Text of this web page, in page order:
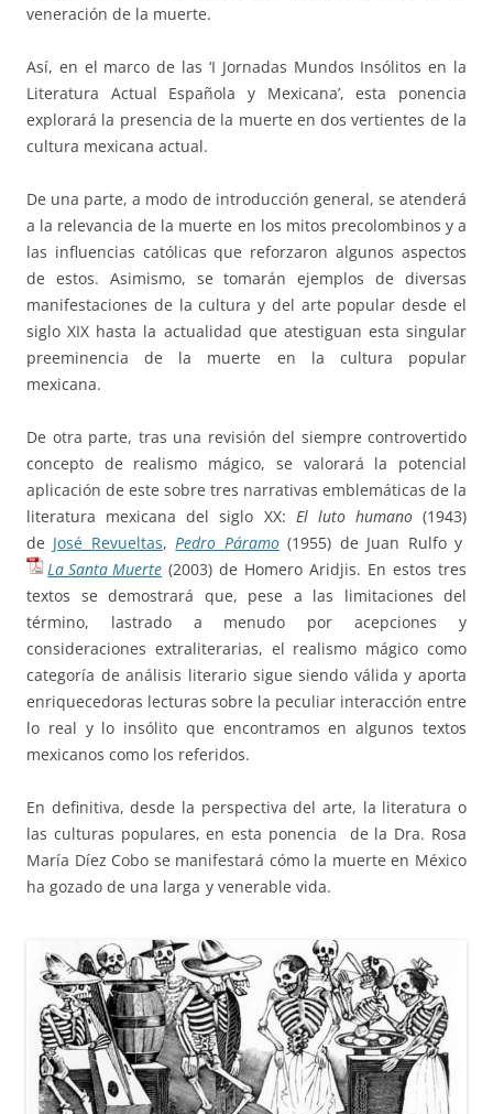
veneración de la muerte.
Así, en el marco de las ‘I Jornadas Mundos Insólitos en la
Literatura Actual Española y Mexicana’, esta ponencia
explorará la presencia de la muerte en dos vertientes de la
cultura mexicana actual.
De una parte, a modo de introducción general, se atenderá
a la relevancia de la muerte en los mitos precolombinos y a
las influencias católicas que reforzaron algunos aspectos
de estos. Asimismo, se tomarán ejemplos de diversas
manifestaciones de la cultura y del arte popular desde el
siglo XIX hasta la actualidad que atestiguan esta singular
preeminencia de la muerte en la cultura popular
mexicana.
De otra parte, tras una revisión del siempre controvertido
concepto de realismo mágico, se valorará la potencial
aplicación de este sobre tres narrativas emblemáticas de la
literatura mexicana del siglo XX: El luto humano (1943)
de José Revueltas,Pedro Páramo(1955) de Juan Rulfo y
La Santa Muerte (2003) de Homero Aridjis. En estos tres
textos se demostrará que, pese a las limitaciones del
término, lastrado a menudo por acepciones y
consideraciones extraliterarias, el realismo mágico como
categoría de análisis literario sigue siendo válida y aporta
enriquecedoras lecturas sobre la peculiar interacción entre
lo real y lo insólito que encontramos en algunos textos
mexicanos como los referidos.
En definitiva, desde la perspectiva del arte, la literatura o
las culturas populares, en esta ponencia de la Dra. Rosa
María Díez Cobo se manifestará cómo la muerte en México
ha gozado de una larga y venerable vida.